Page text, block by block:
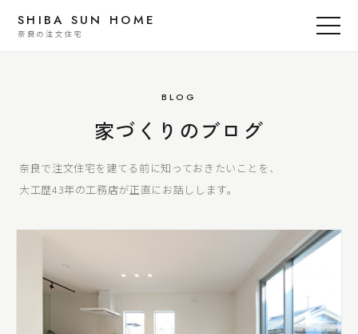
SHIBA SUN HOME
奈良の注文住宅
BLOG
家づくりのブログ
奈良で注文住宅を建てる前に知っておきたいことを、
大工歴43年の工務店が正直にお話しします。